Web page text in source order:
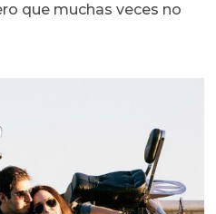
que muchas veces no